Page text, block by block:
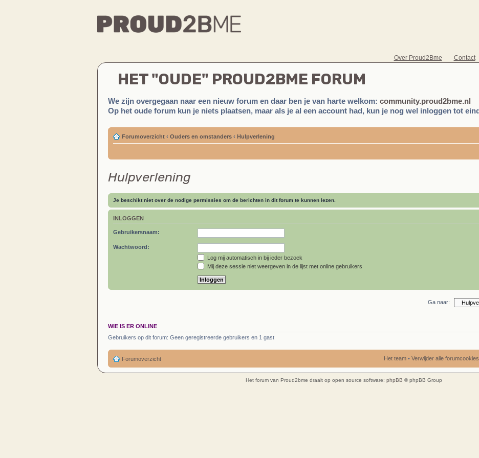
Over Proud2Bme Contact
HET "OUDE" PROUD2BME FORUM
We zijn overgegaan naar een nieuw forum en daar ben je van harte welkom: community.proud2bme.nl
Op het oude forum kun je niets plaatsen, maar als je al een account had, kun je nog wel inloggen tot
Forumoverzicht ‹ Ouders en omstanders ‹ Hulpverlening
Hulpverlening
Je beschikt niet over de nodige permissies om de berichten in dit forum te kunnen lezen.
INLOGGEN
Gebruikersnaam:
Wachtwoord:
Log mij automatisch in bij ieder bezoek
Mij deze sessie niet weergeven in de lijst met online gebruikers
Ga naar:
WIE IS ER ONLINE
Gebruikers op dit forum: Geen geregistreerde gebruikers en 1 gast
Forumoverzicht Het team• Verwijder alle forumcookies
Het forum van Proud2bme draait op open source software: phpBB © phpBB Group